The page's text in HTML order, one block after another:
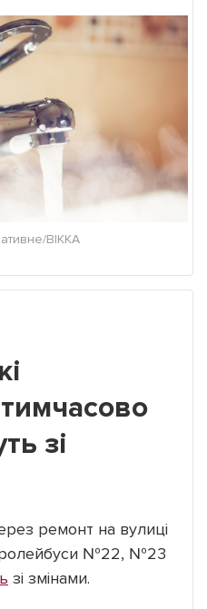
ВІККА
зі
ремонт на вулиці
№22, №23
зі змінами.